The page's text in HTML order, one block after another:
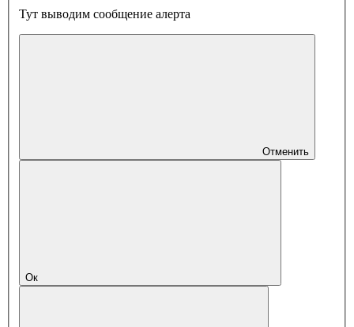
Тут выводим сообщение алерта
Отменить
Ок